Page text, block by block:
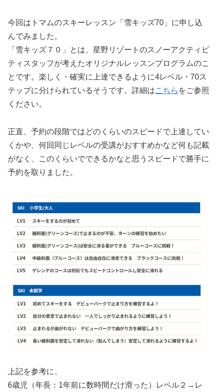
今回はトマムのスキーレッスン「雪キッズ70」に申し込
んでみました。
「雪キッズ７０」とは、星野リゾートのスノーアクティビ
ティスタッフが考えたオリジナルレッスンプログラムのこ
とです。楽しく・確実に上達できるように4レベル・70ス
テップに分けられているそうです。詳細はこちら をご参照
ください。
正直、予約の段階ではどのくらいのスピードで上達してい
くかや、何回同じレベルの受講がおすすめかなど何も記載
がなく、このくらいでできるかなと思うスピードで勝手に
予約を取りました。
上記を参考に、
6歳児（年長：1年前に数時間だけ滑った）レベル２→レ